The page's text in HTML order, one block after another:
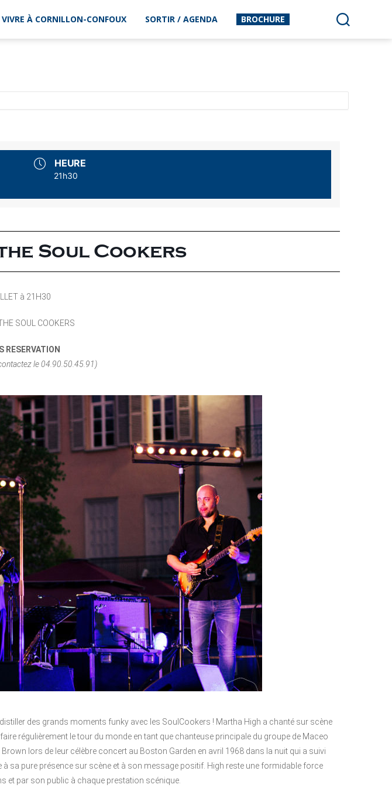
VIVRE À CORNILLON-CONFOUX SORTIR / AGENDA BROCHURE
HEURE
21h30
Soul Cookers
à 21H30
SOUL COOKERS
RESERVATION
le 04.90.50.45.91)
des grands moments funky avec les SoulCookers ! Martha High a chanté sur scène
régulièrement le tour du monde en tant que chanteuse principale du groupe de Maceo
lors de leur célèbre concert au Boston Garden en avril 1968 dans la nuit qui a suivi
sa pure présence sur scène et à son message positif. High reste une formidable force
et par son public à chaque prestation scénique.